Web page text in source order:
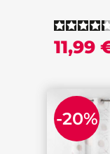
11,99
-20%